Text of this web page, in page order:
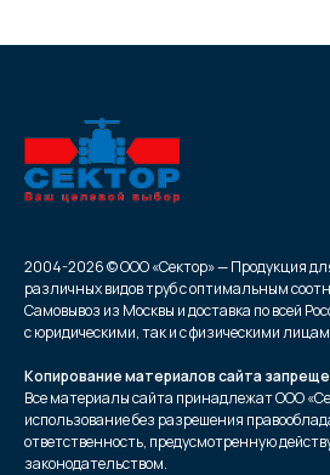
2004-2026 © ООО «Сектор» — Продукция
различных видов труб с оптимальным
Самовывоз из Москвы и доставка по всей
с юридическими, так и с физическими
Копирование материалов сайта
Все материалы сайта принадлежат ООО
использование без разрешения
ответственность, предусмотренную
законодательством.